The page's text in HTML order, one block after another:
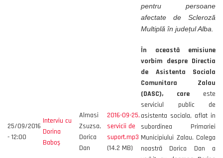
pentru persoane
afectate de Scleroză
Multiplă în județul Alba.
25/09/2016
- 12:00
Interviu cu
Dorina
Baboș
Almasi
Zsuzsa,
Dorica
Dan
2016-09-25,
servicii de
suport.mp3
(14.2 MB)
În această emisiune
vorbim despre Directia
de Asistenta Sociala
Comunitara Zalau
(DASC), careeste
serviciul public de
asistenta sociala, aflat in
subordinea Primariei
Municipiului Zalau. Colega
noastră Dorica Dan a